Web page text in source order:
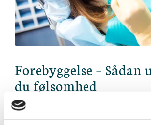
Forebyggelse – Sådan
du følsomhed
Der er også ting, du selv kan gøre: